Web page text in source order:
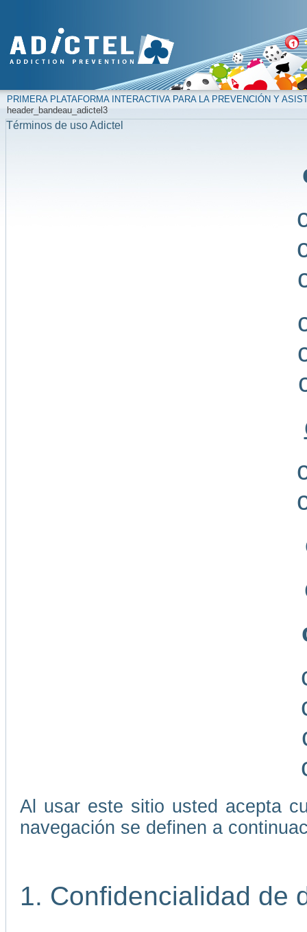
PRIMERA PLATAFORMA INTERACTIVA PARA LA PREVENCIÓN Y
header_bandeau_adictel3
Términos de uso Adictel
Al usar este sitio usted acepta
navegación se definen a
1. Confidencialidad de